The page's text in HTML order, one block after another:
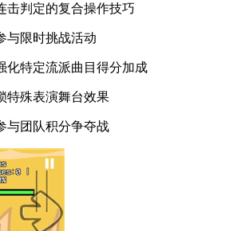
击判定的复合操作技巧
与限时挑战活动
化特定流派曲目得分加成
特殊表演舞台效果
与团队积分争夺战